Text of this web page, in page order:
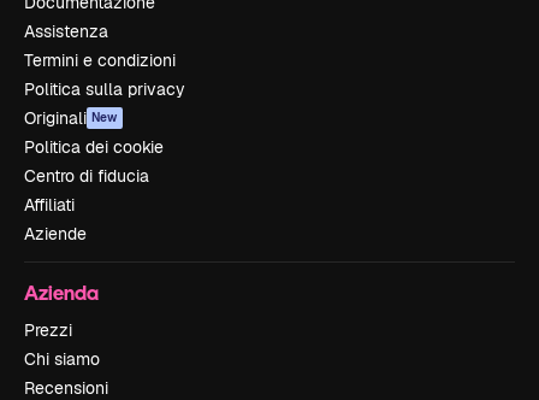
Assistenza
Termini e condizioni
Politica sulla privacy
Originali New
Politica dei cookie
Centro di fiducia
Affiliati
Aziende
Azienda
Prezzi
Chi siamo
Recensioni